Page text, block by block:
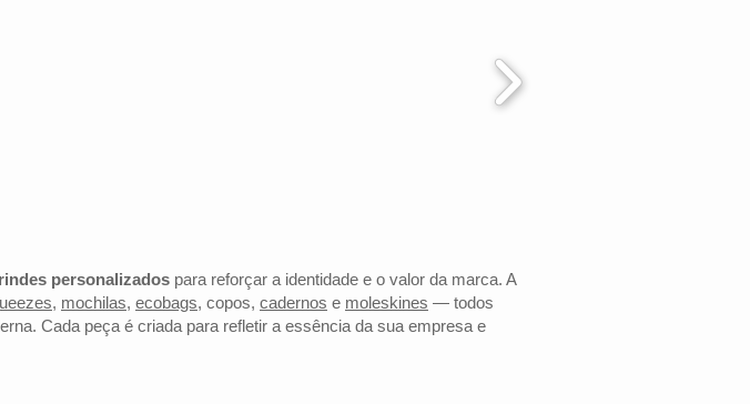
personalizados para reforçar a identidade e o valor da marca. A
, mochilas, ecobags, copos, cadernos e moleskines — todos
Cada peça é criada para refletir a essência da sua empresa e